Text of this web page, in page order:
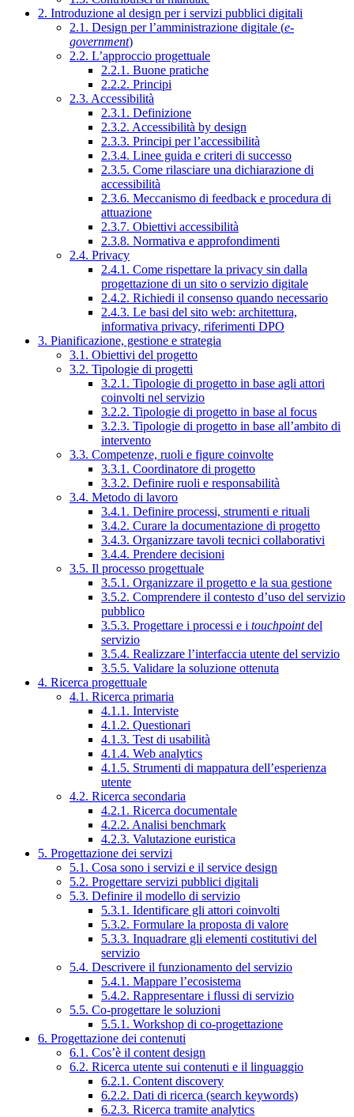
2. Introduzione al design per i servizi pubblici digitali
2.1. Design per l’amministrazione digitale (e-
government)
2.2. L’approccio progettuale
2.2.1. Buone pratiche
2.2.2. Principi
2.3. Accessibilità
2.3.1. Definizione
2.3.2. Accessibilità by design
2.3.3. Principi per l’accessibilità
2.3.4. Linee guida e criteri di successo
2.3.5. Come rilasciare una dichiarazione di
accessibilità
2.3.6. Meccanismo di feedback e procedura di
attuazione
2.3.7. Obiettivi accessibilità
2.3.8. Normativa e approfondimenti
2.4. Privacy
2.4.1. Come rispettare la privacy sin dalla
progettazione di un sito o servizio digitale
2.4.2. Richiedi il consenso quando necessario
2.4.3. Le basi del sito web: architettura,
informativa privacy, riferimenti DPO
3. Pianificazione, gestione e strategia
3.1. Obiettivi del progetto
3.2. Tipologie di progetti
3.2.1. Tipologie di progetto in base agli attori
coinvolti nel servizio
3.2.2. Tipologie di progetto in base al focus
3.2.3. Tipologie di progetto in base all’ambito di
intervento
3.3. Competenze, ruoli e figure coinvolte
3.3.1. Coordinatore di progetto
3.3.2. Definire ruoli e responsabilità
3.4. Metodo di lavoro
3.4.1. Definire processi, strumenti e rituali
3.4.2. Curare la documentazione di progetto
3.4.3. Organizzare tavoli tecnici collaborativi
3.4.4. Prendere decisioni
3.5. Il processo progettuale
3.5.1. Organizzare il progetto e la sua gestione
3.5.2. Comprendere il contesto d’uso del servizio
pubblico
3.5.3. Progettare i processi e i touchpointdel
servizio
3.5.4. Realizzare l’interfaccia utente del servizio
3.5.5. Validare la soluzione ottenuta
4. Ricerca progettuale
4.1. Ricerca primaria
4.1.1. Interviste
4.1.2. Questionari
4.1.3. Test di usabilità
4.1.4. Web analytics
4.1.5. Strumenti di mappatura dell’esperienza
utente
4.2. Ricerca secondaria
4.2.1. Ricerca documentale
4.2.2. Analisi benchmark
4.2.3. Valutazione euristica
5. Progettazione dei servizi
5.1. Cosa sono i servizi e il service design
5.2. Progettare servizi pubblici digitali
5.3. Definire il modello di servizio
5.3.1. Identificare gli attori coinvolti
5.3.2. Formulare la proposta di valore
5.3.3. Inquadrare gli elementi costitutivi del
servizio
5.4. Descrivere il funzionamento del servizio
5.4.1. Mappare l’ecosistema
5.4.2. Rappresentare i flussi di servizio
5.5. Co-progettare le soluzioni
5.5.1. Workshop di co-progettazione
6. Progettazione dei contenuti
6.1. Cos’è il content design
6.2. Ricerca utente sui contenuti e il linguaggio
6.2.1. Content discovery
6.2.2. Dati di ricerca (search keywords)
6.2.3. Ricerca tramite analytics